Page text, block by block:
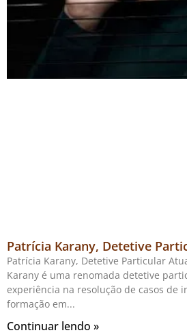
Patrícia Karany, Detetive
Patrícia Karany, Detetive Particular
Karany é uma renomada detetive
experiência na resolução de casos de
formação em
Continuar lendo »